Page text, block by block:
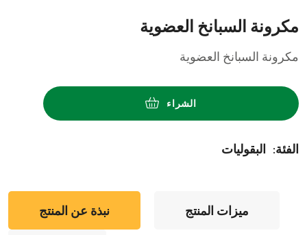
مكرونة السبانخ العضوية
مكرونة السبانخ العضوية
الشراء
البقوليات :الفئة
نبذة عن المنتج ميزات المنتج